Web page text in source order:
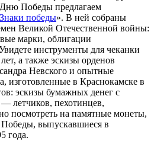
Победы предлагаем
Знаки победы». В ней собраны
Великой Отечественной войны:
марки, облигации
инструменты для чеканки
а также эскизы орденов
Невского и опытные
изготовленные в Краснокамске в
эскизы бумажных денег с
летчиков, пехотинцев,
посмотреть на памятные монеты,
выпускавшиеся в
года.